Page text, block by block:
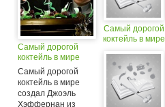
Самый дорогой
коктейль в мире
Самый дорогой
коктейль в мире
создал Джоэль
Хэффернан из
Самый дорогой
коктейль в мире